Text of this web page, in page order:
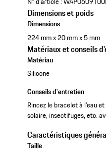
Dimensions et poids
Dimensions
224 mm x 20 mm x 5 mm
Matériaux et conseils
Matériau
Silicone
Conseils d'entretien
Rincez le bracelet à l’eau
solaire, insectifuges, etc.
Caractéristiques
Taille